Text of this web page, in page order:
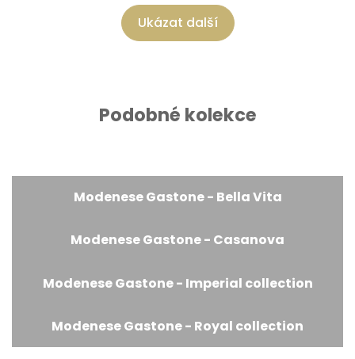
Ukázat další
Podobné kolekce
Modenese Gastone - Bella Vita
Modenese Gastone - Casanova
Modenese Gastone - Imperial collection
Modenese Gastone - Royal collection